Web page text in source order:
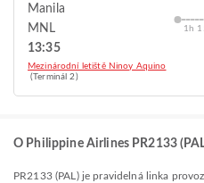
Manila
MNL
13:35
Mezinárodní letiště Ninoy Aquino
(Terminál 2)
1h
O Philippine Airlines PR2133
PR2133(PAL ) je pravidelná linka